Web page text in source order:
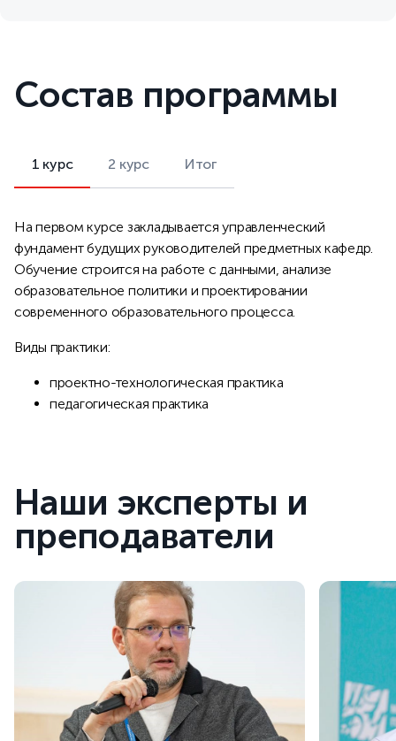
Состав программы
1 курс 2 курс Итог
На первом курсе закладывается управленческий
фундамент будущих руководителей предметных кафедр.
Обучение строится на работе с данными, анализе
образовательное политики и проектировании
современного образовательного процесса.
Виды практики:
проектно-технологическая практика
педагогическая практика
Наши эксперты и
преподаватели